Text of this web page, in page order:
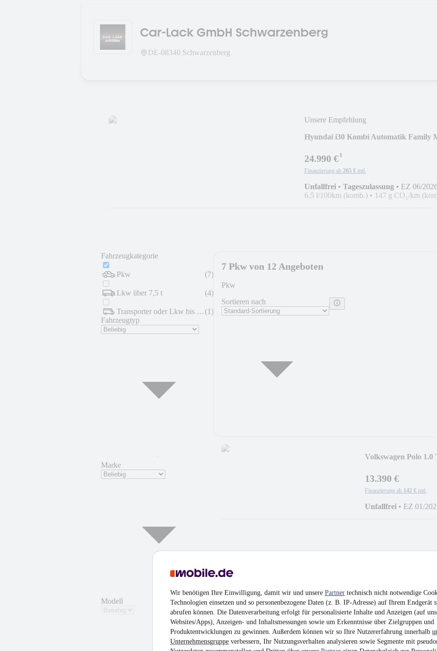
Wir benötigen Ihre Einwilligung, damit wir und unsere Partner technisch nicht notwendige
Technologien einsetzen und so personenbezogene Daten (z. B. IP-Adresse) auf Ihrem Endgerät
abrufen können. Die Datenverarbeitung erfolgt für personalisierte Inhalte und Anzeigen (auf
Websites/Apps), Anzeigen- und Inhaltsmessungen sowie um Erkenntnisse über Zielgruppen und
Produktentwicklungen zu gewinnen. Außerdem können wir so Ihre Nutzererfahrung innerhalb
Unternehmensgruppe verbessern, Ihr Nutzungsverhalten analysieren sowie Segmente mit
Car-Lack GmbH Schwarzenberg
DE-08340 Schwarzenberg
Unsere Empfehlung
Hyundai i30 Kombi Automatik Family
24.990 €¹
Finanzierung ab 265 € mtl.
Unfallfrei • Tageszulassung • EZ 06/
6,5 l/100km (komb.) • 147 g CO₂/km
Fahrzeugkategorie
Pkw (7)
Lkw über 7,5 t (4)
Transporter oder Lkw bis 7,5 t (1)
Fahrzeugtyp
Marke
Modell
7 Pkw von 12 Angeboten
Pkw
Sortieren nach
Volkswagen Polo
13.390 €
Finanzierung ab 142 € mtl.
Unfallfrei • EZ 01/
1.390 €
Finanzierung ab 27 € mtl.
EZ 06/2008•105.600